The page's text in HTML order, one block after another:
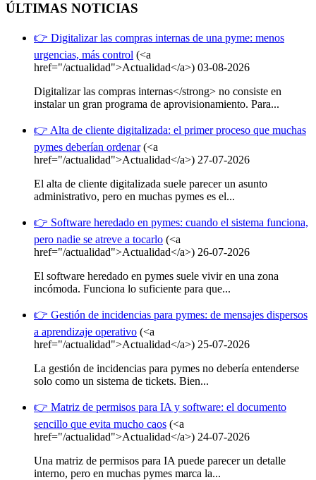
ÚLTIMAS NOTICIAS
👉 Digitalizar las compras internas de una pyme: menos
urgencias, más control (<a
href="/actualidad">Actualidad</a>) 03-08-2026
Digitalizar las compras internas</strong> no consiste en
instalar un gran programa de aprovisionamiento. Para...
👉 Alta de cliente digitalizada: el primer proceso que muchas
pymes deberían ordenar (<a
href="/actualidad">Actualidad</a>) 27-07-2026
El alta de cliente digitalizada suele parecer un asunto
administrativo, pero en muchas pymes es el...
👉 Software heredado en pymes: cuando el sistema funciona,
pero nadie se atreve a tocarlo (<a
href="/actualidad">Actualidad</a>) 26-07-2026
El software heredado en pymes suele vivir en una zona
incómoda. Funciona lo suficiente para que...
👉 Gestión de incidencias para pymes: de mensajes dispersos
a aprendizaje operativo (<a
href="/actualidad">Actualidad</a>) 25-07-2026
La gestión de incidencias para pymes no debería entenderse
solo como un sistema de tickets. Bien...
👉 Matriz de permisos para IA y software: el documento
sencillo que evita mucho caos (<a
href="/actualidad">Actualidad</a>) 24-07-2026
Una matriz de permisos para IA puede parecer un detalle
interno, pero en muchas pymes marca la...